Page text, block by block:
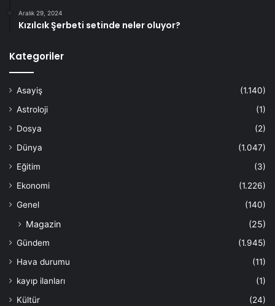
Aralık 29, 2024
Kızılcık Şerbeti setinde neler oluyor?
Kategoriler
Asayiş
(1.140)
Astroloji
(1)
Dosya
(2)
Dünya
(1.047)
Eğitim
(3)
Ekonomi
(1.226)
Genel
(140)
Magazin (25)
Gündem
(1.945)
Hava durumu
(11)
kayıp ilanları
(1)
Kültür
(24)